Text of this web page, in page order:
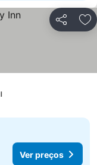
Partilhar
Ver preços
Ver preços